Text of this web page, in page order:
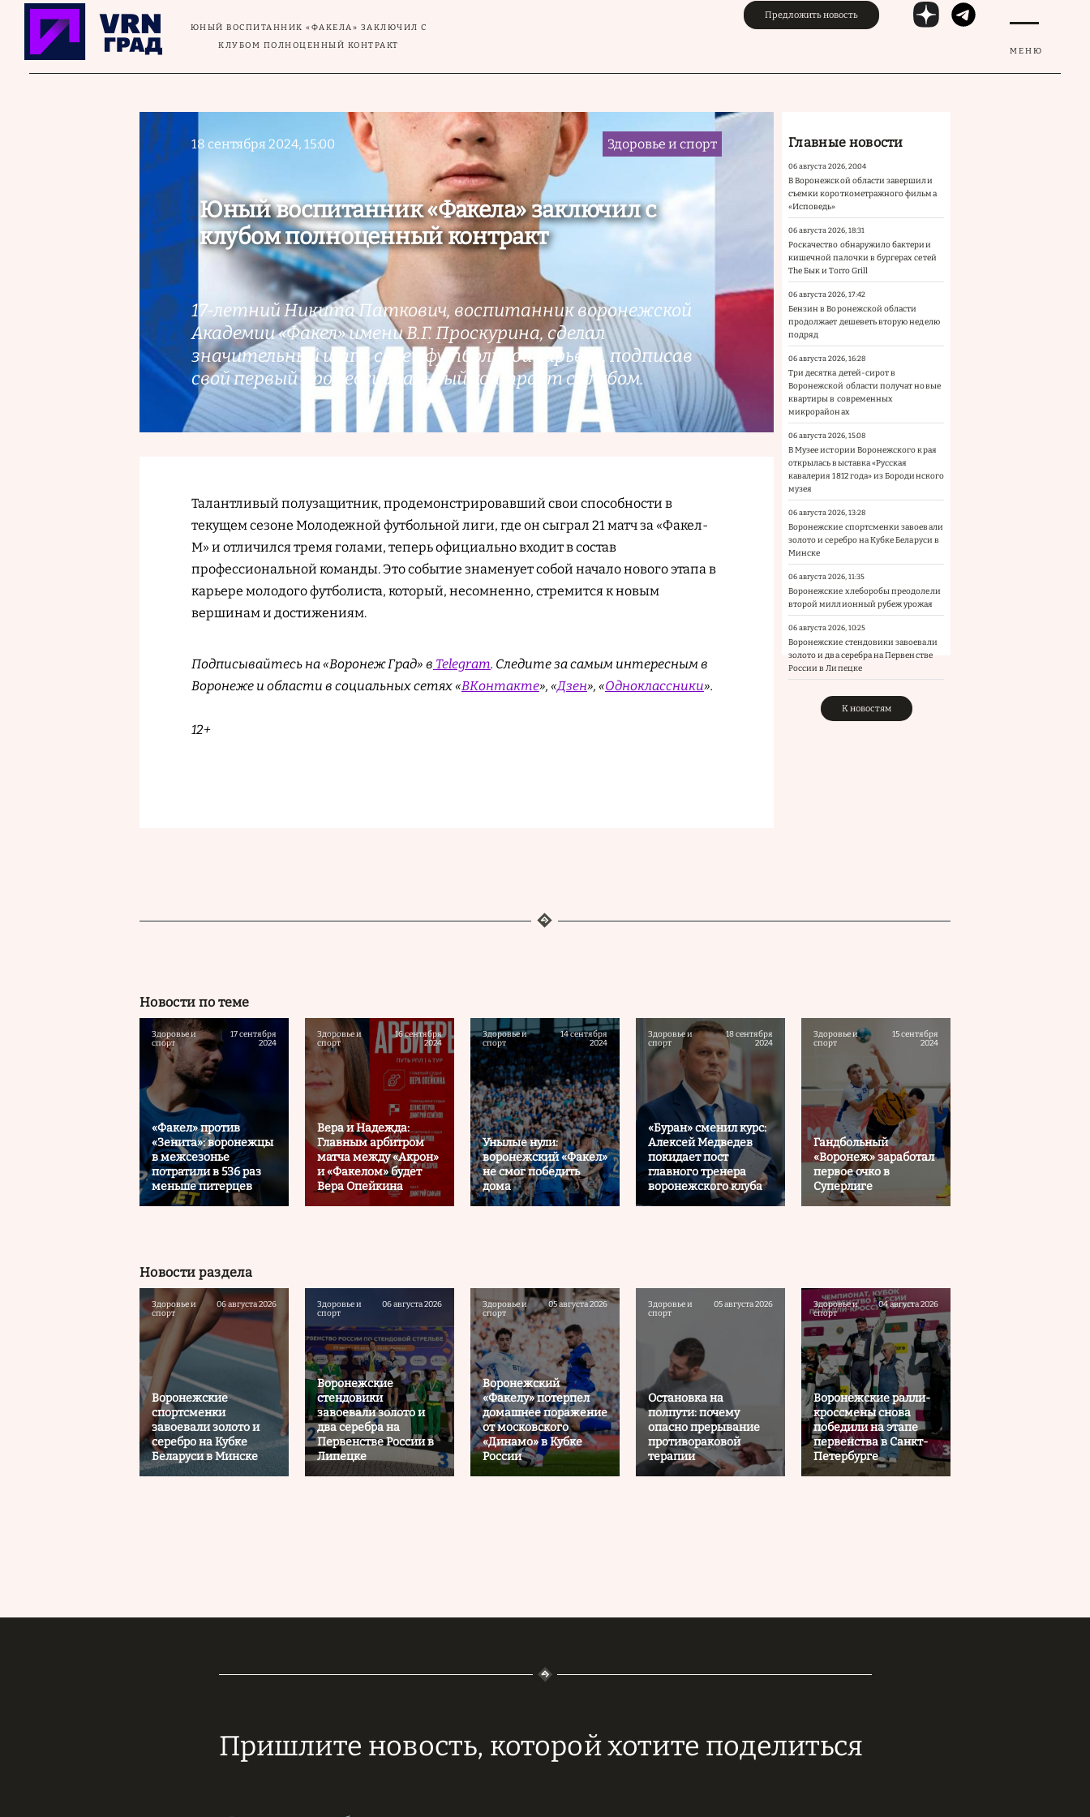
Перейти к основному содержанию
МЕНЮ
ЮНЫЙ ВОСПИТАННИК «ФАКЕЛА» ЗАКЛЮЧИЛ С
КЛУБОМ ПОЛНОЦЕННЫЙ КОНТРАКТ
Предложить новость
18 сентября 2024, 15:00 Здоровье и спорт
Юный воспитанник «Факела» заключил с
клубом полноценный контракт
17-летний Никита Паткович, воспитанник воронежской
Академии «Факел» имени В.Г. Проскурина, сделал
значительный шаг в своей футбольной карьере, подписав
свой первый профессиональный контракт с клубом.
Талантливый полузащитник, продемонстрировавший свои способности в
текущем сезоне Молодежной футбольной лиги, где он сыграл 21 матч за «Факел-
М» и отличился тремя голами, теперь официально входит в состав
профессиональной команды. Это событие знаменует собой начало нового этапа в
карьере молодого футболиста, который, несомненно, стремится к новым
вершинам и достижениям.
Подписывайтесь на «Воронеж Град» в Telegram. Cледите за самым интересным в
Воронеже и области в социальных сетях «ВКонтакте», «Дзен», «Одноклассники».
12+
Главные новости
06 августа 2026, 20:04
В Воронежской области завершили
съемки короткометражного фильма
«Исповедь»
06 августа 2026, 18:31
Роскачество обнаружило бактерии
кишечной палочки в бургерах сетей
The Бык и Torro Grill
06 августа 2026, 17:42
Бензин в Воронежской области
продолжает дешеветь вторую неделю
подряд
06 августа 2026, 16:28
Три десятка детей-сирот в
Воронежской области получат новые
квартиры в современных
микрорайонах
06 августа 2026, 15:08
В Музее истории Воронежского края
открылась выставка «Русская
кавалерия 1812 года» из Бородинского
музея
06 августа 2026, 13:28
Воронежские спортсменки завоевали
золото и серебро на Кубке Беларуси в
Минске
06 августа 2026, 11:35
Воронежские хлеборобы преодолели
второй миллионный рубеж урожая
06 августа 2026, 10:25
Воронежские стендовики завоевали
золото и два серебра на Первенстве
России в Липецке
К новостям
Новости по теме
Здоровье и
спорт
17 сентября
2024
«Факел» против
«Зенита»: воронежцы
в межсезонье
потратили в 536 раз
меньше питерцев
Здоровье и
спорт
16 сентября
2024
Вера и Надежда:
Главным арбитром
матча между «Акрон»
и «Факелом» будет
Вера Опейкина
Здоровье и
спорт
14 сентября
2024
Унылые нули:
воронежский «Факел»
не смог победить
дома
Здоровье и
спорт
18 сентября
2024
«Буран» сменил курс:
Алексей Медведев
покидает пост
главного тренера
воронежского клуба
Здоровье и
спорт
15 сентября
2024
Гандбольный
«Воронеж» заработал
первое очко в
Суперлиге
Новости раздела
Здоровье и
спорт
06 августа 2026
Воронежские
спортсменки
завоевали золото и
серебро на Кубке
Беларуси в Минске
Здоровье и
спорт
06 августа 2026
Воронежские
стендовики
завоевали золото и
два серебра на
Первенстве России в
Липецке
Здоровье и
спорт
05 августа 2026
Воронежский
«Факелу» потерпел
домашнее поражение
от московского
«Динамо» в Кубке
России
Здоровье и
спорт
05 августа 2026
Остановка на
полпути: почему
опасно прерывание
противораковой
терапии
Здоровье и
спорт
04 августа 2026
Воронежские ралли-
кроссмены снова
победили на этапе
первенства в Санкт-
Петербурге
Пришлите новость, которой хотите поделиться